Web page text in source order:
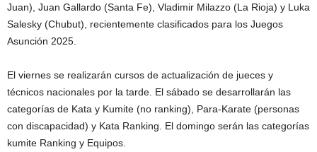
Juan), Juan Gallardo (Santa Fe), Vladimir Milazzo (La Rioja) y Luka
Salesky (Chubut), recientemente clasificados para los Juegos
Asunción 2025.
El viernes se realizarán cursos de actualización de jueces y
técnicos nacionales por la tarde. El sábado se desarrollarán las
categorías de Kata y Kumite (no ranking), Para-Karate (personas
con discapacidad) y Kata Ranking. El domingo serán las categorías
kumite Ranking y Equipos.